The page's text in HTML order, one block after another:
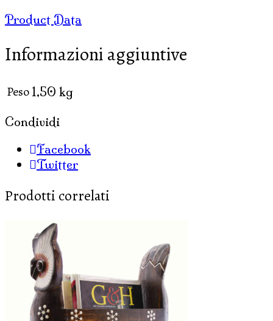
Product Data
Informazioni aggiuntive
Peso1,50 kg
Condividi
Facebook
Twitter
Prodotti correlati